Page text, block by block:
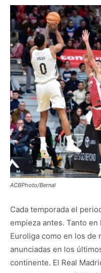
ACBPhoto/Bernal
Cada temporada el
empieza antes. Tanto
Euroliga como en los de
anunciadas en los
continente. El Real